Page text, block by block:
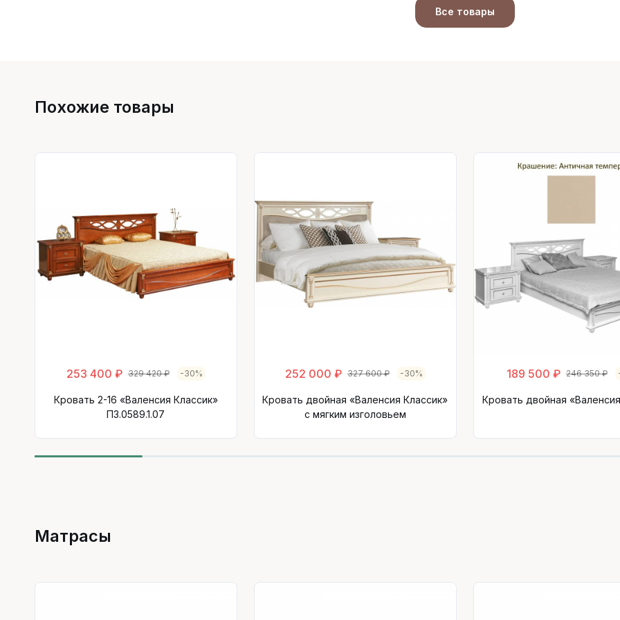
Все товары
Похожие товары
253 400 ₽ 329 420 ₽ -30%
Кровать 2-16 «Валенсия Классик»
П3.0589.1.07
252 000 ₽ 327 600 ₽ -30%
Кровать двойная «Валенсия Классик»
с мягким изголовьем
189 500 ₽ 246 350 ₽
Кровать двойная
Матрасы